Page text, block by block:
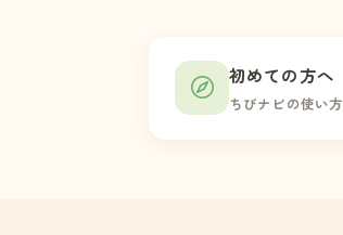
初めての方へ
ちびナビの使い方